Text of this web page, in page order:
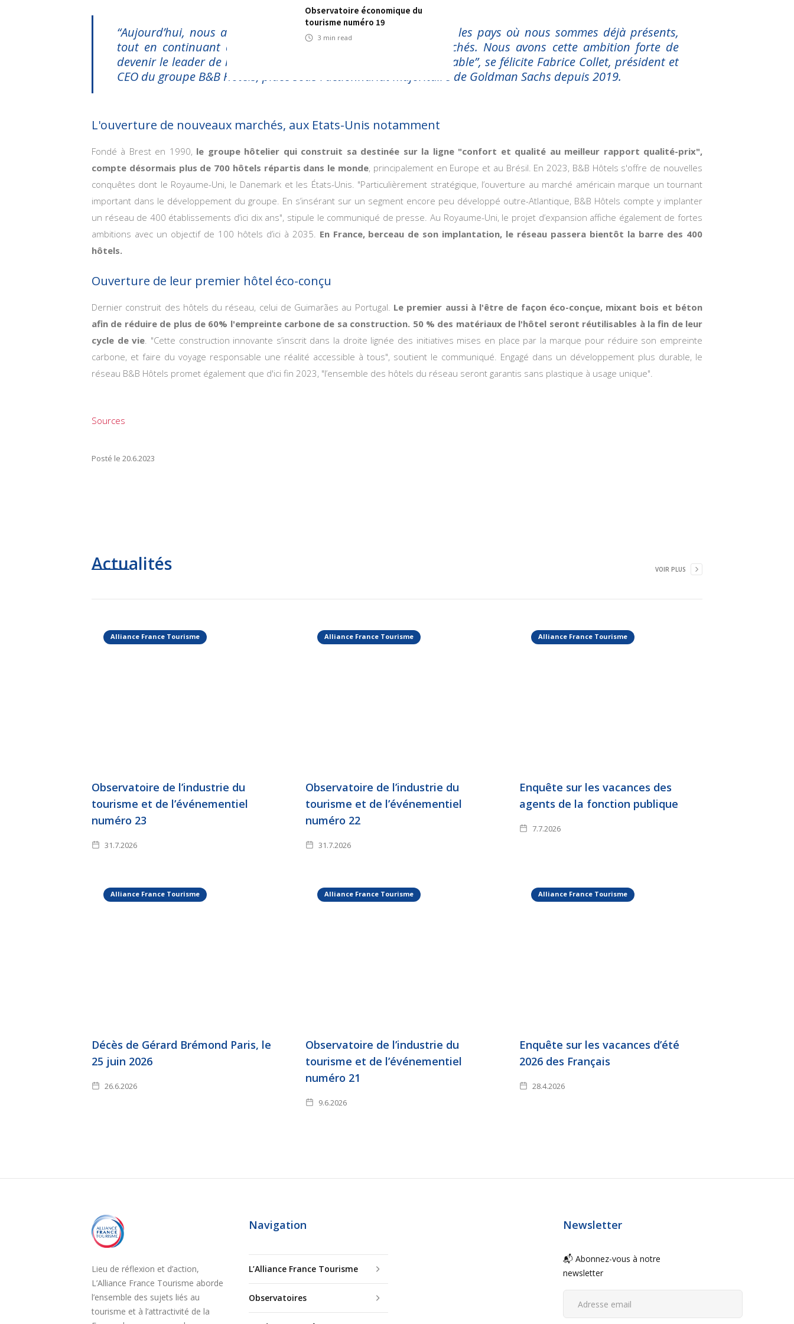
Observatoire économique du
tourisme numéro 19
3 min read
“Aujourd’hui, nous accélérons notre développement dans tous les pays où nous sommes déjà présents,
tout en continuant de nous implanter sur de nouveaux marchés. Nous avons cette ambition forte de
devenir le leader de l’hôtellerie économique engagée et responsable”, se félicite Fabrice Collet, président et
CEO du groupe B&B Hôtels, placé sous l'actionnariat majoritaire de Goldman Sachs depuis 2019.
L'ouverture de nouveaux marchés, aux Etats-Unis notamment
Fondé à Brest en 1990, le groupe hôtelier qui construit sa destinée sur la ligne "confort et qualité au meilleur rapport qualité-prix",
compte désormais plus de 700 hôtels répartis dans le monde, principalement en Europe et au Brésil. En 2023, B&B Hôtels s'offre de nouvelles
conquêtes dont le Royaume-Uni, le Danemark et les États-Unis. "Particulièrement stratégique, l’ouverture au marché américain marque un tournant
important dans le développement du groupe. En s’insérant sur un segment encore peu développé outre-Atlantique, B&B Hôtels compte y implanter
un réseau de 400 établissements d’ici dix ans", stipule le communiqué de presse. Au Royaume-Uni, le projet d’expansion affiche également de fortes
ambitions avec un objectif de 100 hôtels d’ici à 2035. En France, berceau de son implantation, le réseau passera bientôt la barre des 400
hôtels.
Ouverture de leur premier hôtel éco-conçu
Dernier construit des hôtels du réseau, celui de Guimarães au Portugal. Le premier aussi à l'être de façon éco-conçue, mixant bois et béton
afin de réduire de plus de 60% l'empreinte carbone de sa construction. 50 % des matériaux de l'hôtel seront réutilisables à la fin de leur
cycle de vie. "Cette construction innovante s’inscrit dans la droite lignée des initiatives mises en place par la marque pour réduire son empreinte
carbone, et faire du voyage responsable une réalité accessible à tous", soutient le communiqué. Engagé dans un développement plus durable, le
réseau B&B Hôtels promet également que d'ici fin 2023, "l’ensemble des hôtels du réseau seront garantis sans plastique à usage unique".
Sources
Posté le 20.6.2023
Actualités VOIR PLUS
Alliance France Tourisme
Observatoire de l’industrie du
tourisme et de l’événementiel
numéro 23
31.7.2026
Alliance France Tourisme
Observatoire de l’industrie du
tourisme et de l’événementiel
numéro 22
31.7.2026
Alliance France Tourisme
Enquête sur les vacances des
agents de la fonction publique
7.7.2026
Alliance France Tourisme
Décès de Gérard Brémond Paris, le
25 juin 2026
26.6.2026
Alliance France Tourisme
Observatoire de l’industrie du
tourisme et de l’événementiel
numéro 21
9.6.2026
Alliance France Tourisme
Enquête sur les vacances d’été
2026 des Français
28.4.2026
Lieu de réflexion et d’action,
L’Alliance France Tourisme aborde
l’ensemble des sujets liés au
tourisme et à l’attractivité de la
Navigation
L’Alliance France Tourisme
Observatoires
Newsletter
📬 Abonnez-vous à notre
newsletter